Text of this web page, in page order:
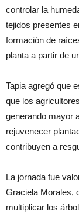
controlar la
tejidos presentes
formación de
planta a partir de
Tapia agregó que
que los
generando mayor
rejuvenecer
contribuyen a
La jornada fue
Graciela Morales,
multiplicar los